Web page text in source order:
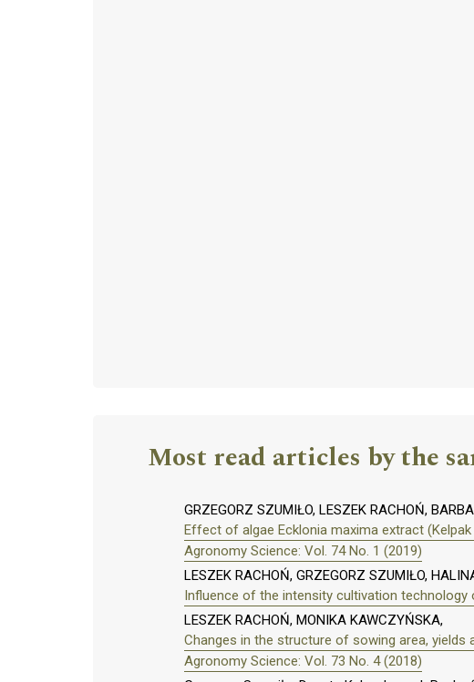
Most read articles by the
GRZEGORZ SZUMIŁO, LESZEK RACHOŃ,
Effect of algae Ecklonia maxima extract
Agronomy Science: Vol. 74 No. 1 (2019)
LESZEK RACHOŃ, GRZEGORZ SZUMIŁO,
Influence of the intensity cultivation
LESZEK RACHOŃ, MONIKA KAWCZYŃSKA,
Changes in the structure of sowing area,
Agronomy Science: Vol. 73 No. 4 (2018)